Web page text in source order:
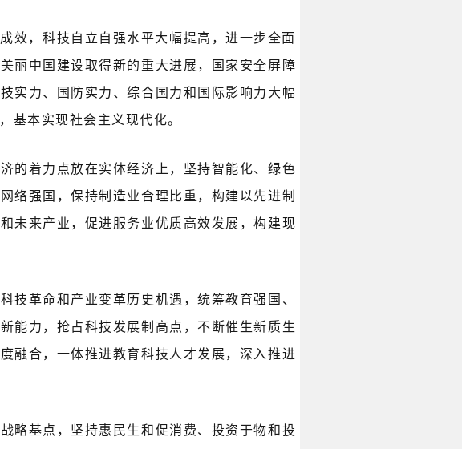
效，科技自立自强水平大幅提高，进一步全面
丽中国建设取得新的重大进展，国家安全屏障
实力、国防实力、综合国力和国际影响力大幅
基本实现社会主义现代化。
的着力点放在实体经济上，坚持智能化、绿色
络强国，保持制造业合理比重，构建以先进制
未来产业，促进服务业优质高效发展，构建现
技革命和产业变革历史机遇，统筹教育强国、
能力，抢占科技发展制高点，不断催生新质生
融合，一体推进教育科技人才发展，深入推进
略基点，坚持惠民生和促消费、投资于物和投